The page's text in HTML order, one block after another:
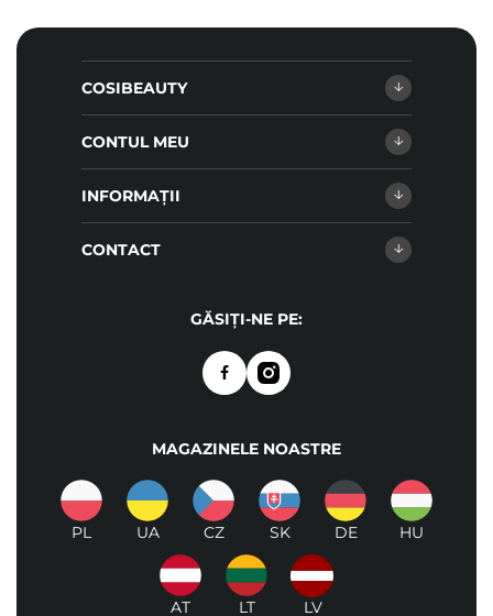
COSIBEAUTY
CONTUL MEU
INFORMAȚII
CONTACT
GĂSIȚI-NE PE:
MAGAZINELE NOASTRE
PL UA CZ SK DE HU
AT LT LV